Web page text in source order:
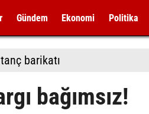
Gündem Ekonomi Politika
barikatı
bağımsız!